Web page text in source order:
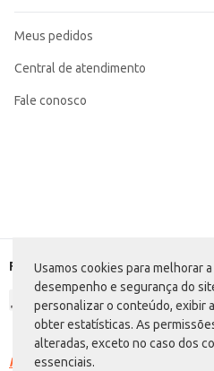
Usamos cookies para melhorar
desempenho e segurança do
personalizar o conteúdo, exibir
obter estatísticas. As
alteradas, exceto no caso dos
essenciais.
Meus pedidos
Central de atendimento
Fale conosco
Formas de pagamento
Racismo é crime. Denuncie.